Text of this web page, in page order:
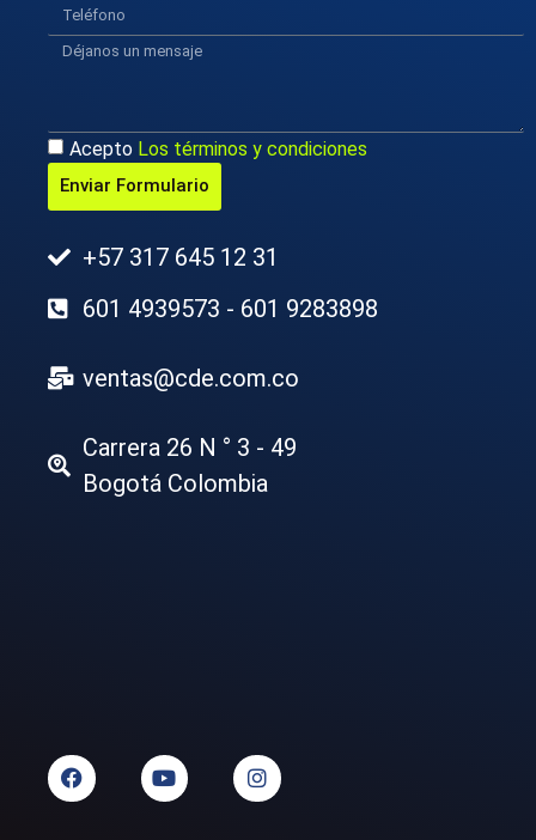
Acepto Los términos y condiciones
Enviar Formulario
+57 317 645 12 31
601 4939573 - 601 9283898
ventas@cde.com.co
Carrera 26 N ° 3 - 49
Bogotá Colombia